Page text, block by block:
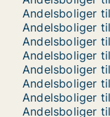
Andelsboliger
Andelsboliger
Andelsboliger
Andelsboliger
Andelsboliger
Andelsboliger
Andelsboliger
Andelsboliger